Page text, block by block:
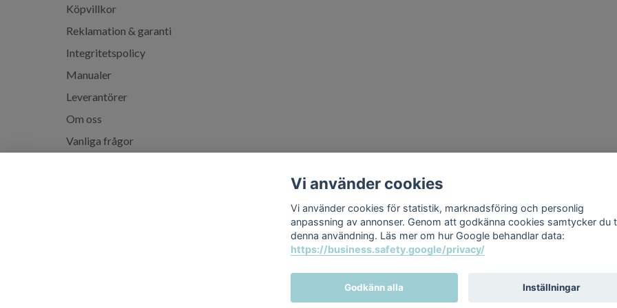
Köpvillkor
Reklamation & garanti
Integritetspolicy
Manualer
Leverantörer
Om oss
Vanliga frågor
Vi använder cookies
Vi använder cookies för statistik, marknadsföring och personlig
anpassning av annonser. Genom att godkänna cookies samtycker du
denna användning. Läs mer om hur Google behandlar data:
https://business.safety.google/privacy/
Godkänn alla Inställningar